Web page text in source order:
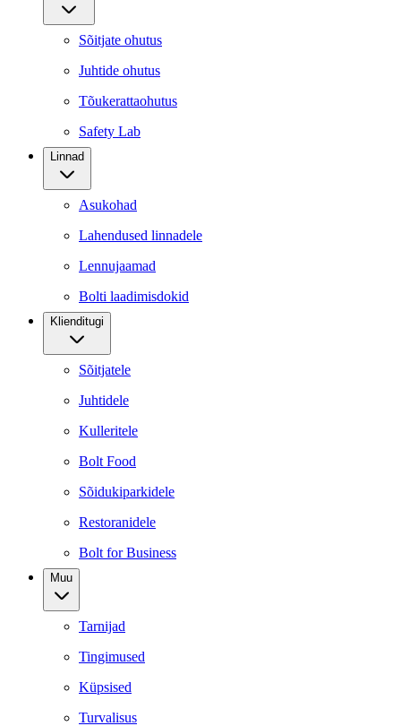
Sõitjate ohutus
Juhtide ohutus
Tõukerattaohutus
Safety Lab
Linnad
Asukohad
Lahendused linnadele
Lennujaamad
Bolti laadimisdokid
Klienditugi
Sõitjatele
Juhtidele
Kulleritele
Bolt Food
Sõidukiparkidele
Restoranidele
Bolt for Business
Muu
Tarnijad
Tingimused
Küpsised
Turvalisus